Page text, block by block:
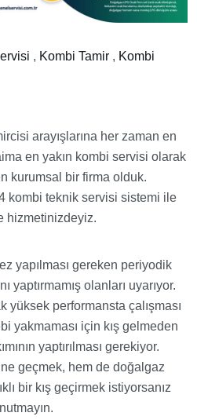
, Kombi Tamir , Kombi
arayışlarına her zaman en
en yakın kombi servisi olarak
kurumsal bir firma olduk.
kombi teknik servisi sistemi ile
hizmetinizdeyiz.
yapılması gereken periyodik
yaptırmamış olanları uyarıyor.
yüksek performansta çalışması
yakmaması için kış gelmeden
yaptırılması gerekiyor.
geçmek, hem de doğalgaz
bir kış geçirmek istiyorsanız